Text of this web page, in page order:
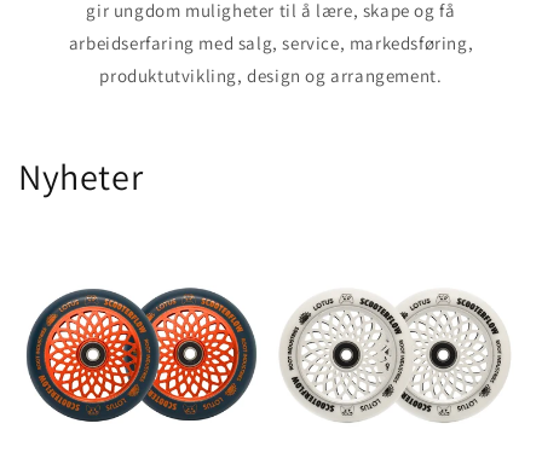
gir ungdom muligheter til å lære, skape og få
arbeidserfaring med salg, service, markedsføring,
produktutvikling, design og arrangement.
Nyheter